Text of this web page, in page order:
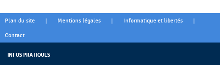
Plan du site | Mentions légales | Informatique et libertés |
Contact
INFOS PRATIQUES